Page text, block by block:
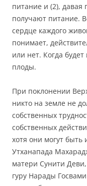
питание и (2), давая
получают питание.
сердце каждого
понимает,
или нет. Когда
плоды.
При поклонении
никто на земле не
собственных
собственных
хотя они могут
Утханапада
матери Сунити Деви,
гуру Нарады